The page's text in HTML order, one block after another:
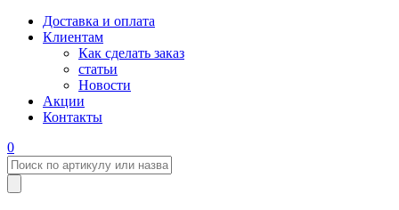
Доставка и оплата
Клиентам
Как сделать заказ
статьи
Новости
Акции
Контакты
0